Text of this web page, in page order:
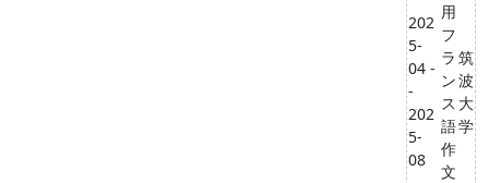
202
5-
04 -
-
202
5-
08
用
フ
ラ
ン
ス
語
作
文
筑
波
大
学